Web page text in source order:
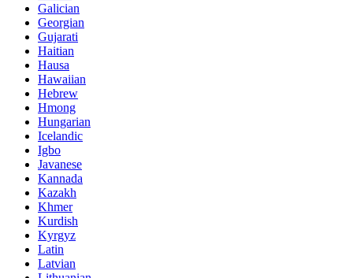
Galician
Georgian
Gujarati
Haitian
Hausa
Hawaiian
Hebrew
Hmong
Hungarian
Icelandic
Igbo
Javanese
Kannada
Kazakh
Khmer
Kurdish
Kyrgyz
Latin
Latvian